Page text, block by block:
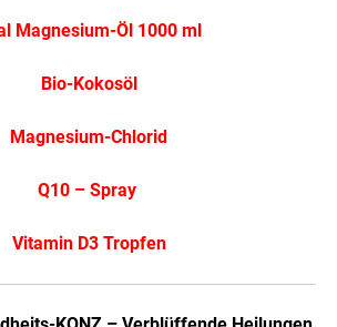
Magnesium-Öl 1000 ml
Bio-Kokosöl
Magnesium-Chlorid
Q10 – Spray
Vitamin D3 Tropfen